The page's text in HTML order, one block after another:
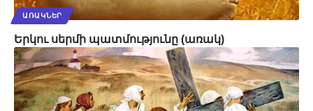
ԱՌԱԿՆԵՐ
Երկու սերմի պատմությունը (առակ)